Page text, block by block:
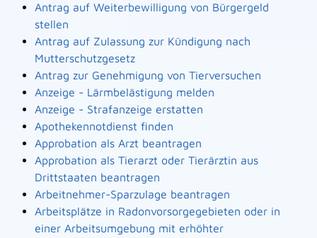
Antrag auf Weiterbewilligung von Bürgergeld
stellen
Antrag auf Zulassung zur Kündigung nach
Mutterschutzgesetz
Antrag zur Genehmigung von Tierversuchen
Anzeige - Lärmbelästigung melden
Anzeige - Strafanzeige erstatten
Apothekennotdienst finden
Approbation als Arzt beantragen
Approbation als Tierarzt oder Tierärztin aus
Drittstaaten beantragen
Arbeitnehmer-Sparzulage beantragen
Arbeitsplätze in Radonvorsorgegebieten oder in
einer Arbeitsumgebung mit erhöhter